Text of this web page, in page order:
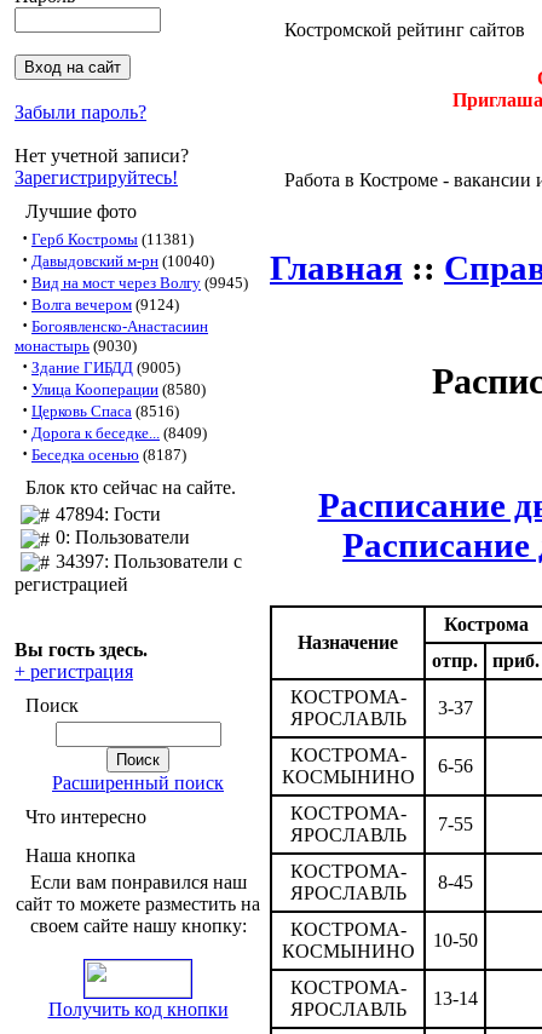
Забыли пароль?
Нет учетной записи?
Зарегистрируйтесь!
Лучшие фото
· Герб Костромы (11381)
· Давыдовский м-рн (10040)
· Вид на мост через Волгу (9945)
· Волга вечером (9124)
· Богоявленско-Анастасиин
монастырь (9030)
· Здание ГИБДД (9005)
· Улица Кооперации (8580)
· Церковь Спаса (8516)
· Дорога к беседке... (8409)
· Беседка осенью (8187)
Блок кто сейчас на сайте.
47894: Гости
0: Пользователи
34397: Пользователи с
регистрацией
Вы гость здесь.
+ регистрация
Поиск
Расширенный поиск
Что интересно
Наша кнопка
Если вам понравился наш
сайт то можете разместить на
своем сайте нашу кнопку:
Получить код кнопки
Костромской рейтинг сайтов
Работа в Костроме - вакансии
Главная ::
Расписание
Назначение
Кострома
отпр.
приб.
КОСТРОМА-
ЯРОСЛАВЛЬ
3-37
КОСТРОМА-
КОСМЫНИНО
6-56
КОСТРОМА-
ЯРОСЛАВЛЬ
7-55
КОСТРОМА-
ЯРОСЛАВЛЬ
8-45
КОСТРОМА-
КОСМЫНИНО
10-50
КОСТРОМА-
ЯРОСЛАВЛЬ
13-14